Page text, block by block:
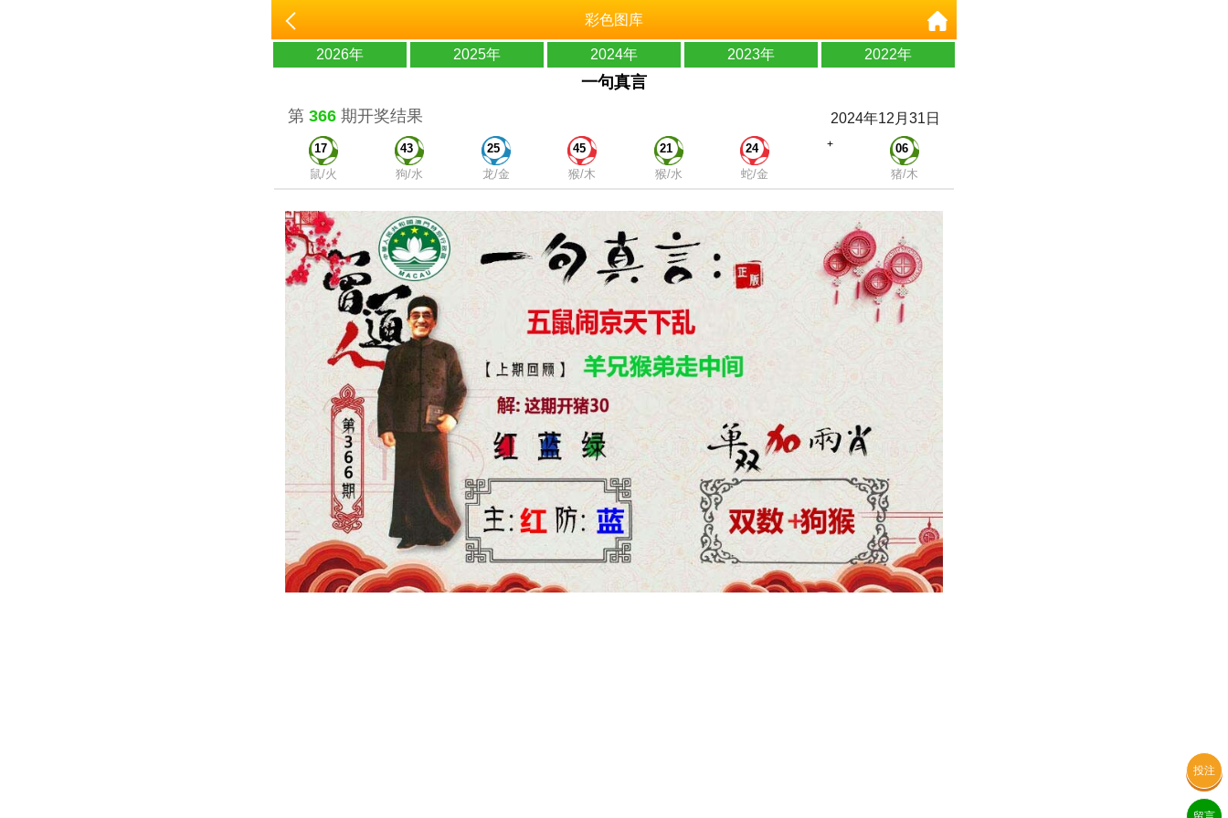
彩色图库
2026年 2025年 2024年 2023年 2022年
一句真言
第 366期开奖结果 2024年12月31日
17
鼠/火
43
狗/水
25
龙/金
45
猴/木
21
猴/水
24
蛇/金
+
06
猪/木
投注